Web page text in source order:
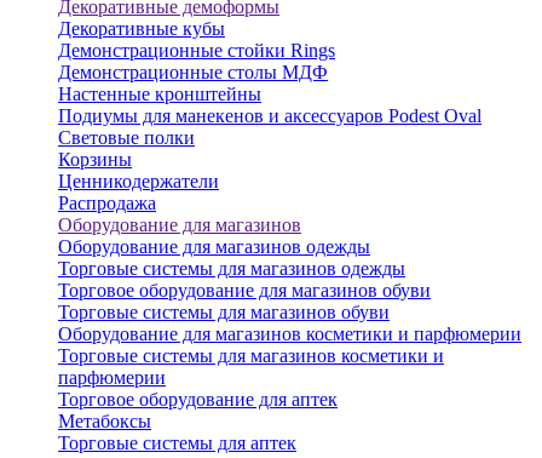
Декоративные демоформы
Декоративные кубы
Демонстрационные стойки Rings
Демонстрационные столы МДФ
Настенные кронштейны
Подиумы для манекенов и аксессуаров Podest Oval
Световые полки
Корзины
Ценникодержатели
Распродажа
Оборудование для магазинов
Оборудование для магазинов одежды
Торговые системы для магазинов одежды
Торговое оборудование для магазинов обуви
Торговые системы для магазинов обуви
Оборудование для магазинов косметики и парфюмерии
Торговые системы для магазинов косметики и
парфюмерии
Торговое оборудование для аптек
Метабоксы
Торговые системы для аптек